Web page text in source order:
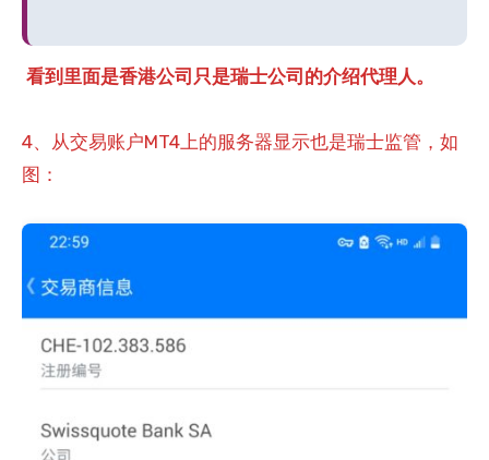
看到里面是香港公司只是瑞士公司的介绍代理人。
4、从交易账户MT4上的服务器显示也是瑞士监管，如
图：